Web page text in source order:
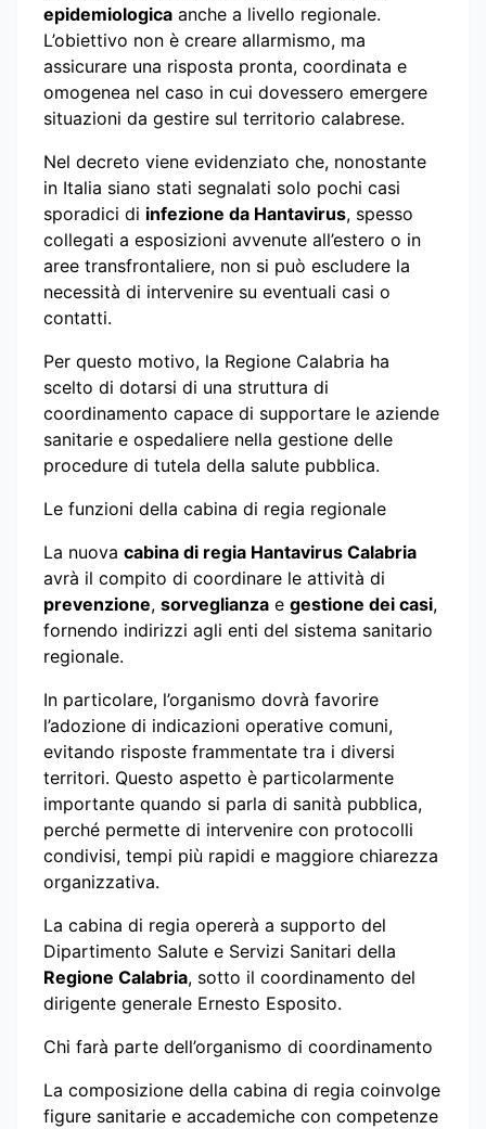
epidemiologica anche a livello regionale.
L’obiettivo non è creare allarmismo, ma
assicurare una risposta pronta, coordinata e
omogenea nel caso in cui dovessero emergere
situazioni da gestire sul territorio calabrese.
Nel decreto viene evidenziato che, nonostante
in Italia siano stati segnalati solo pochi casi
sporadici di infezione da Hantavirus, spesso
collegati a esposizioni avvenute all’estero o in
aree transfrontaliere, non si può escludere la
necessità di intervenire su eventuali casi o
contatti.
Per questo motivo, la Regione Calabria ha
scelto di dotarsi di una struttura di
coordinamento capace di supportare le aziende
sanitarie e ospedaliere nella gestione delle
procedure di tutela della salute pubblica.
Le funzioni della cabina di regia regionale
La nuova cabina di regia Hantavirus Calabria
avrà il compito di coordinare le attività di
prevenzione, sorveglianza e gestione dei casi,
fornendo indirizzi agli enti del sistema sanitario
regionale.
In particolare, l’organismo dovrà favorire
l’adozione di indicazioni operative comuni,
evitando risposte frammentate tra i diversi
territori. Questo aspetto è particolarmente
importante quando si parla di sanità pubblica,
perché permette di intervenire con protocolli
condivisi, tempi più rapidi e maggiore chiarezza
organizzativa.
La cabina di regia opererà a supporto del
Dipartimento Salute e Servizi Sanitari della
Regione Calabria, sotto il coordinamento del
dirigente generale Ernesto Esposito.
Chi farà parte dell’organismo di coordinamento
La composizione della cabina di regia coinvolge
figure sanitarie e accademiche con competenze